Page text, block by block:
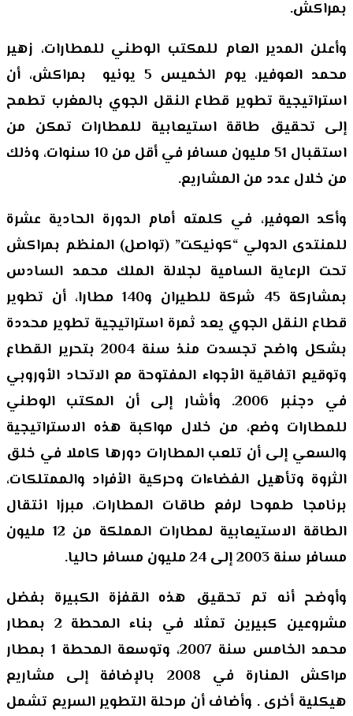
بمراكش.
وأعلن المدير العام للمكتب الوطني للمطارات، زهير
محمد العوفير، يوم الخميس 5 يونيو بمراكش، أن
استراتيجية تطوير قطاع النقل الجوي بالمغرب تطمح
إلى تحقيق طاقة استيعابية للمطارات تمكن من
استقبال 51 مليون مسافر في أقل من 10 سنوات، وذلك
من خلال عدد من المشاريع.
وأكد العوفير، في كلمته أمام الدورة الحادية عشرة
للمنتدى الدولي “كونيكت” (تواصل) المنظم بمراكش
تحت الرعاية السامية لجلالة الملك محمد السادس
بمشاركة 45 شركة للطيران و140 مطارا، أن تطوير
قطاع النقل الجوي يعد ثمرة استراتيجية تطوير محددة
بشكل واضح تجسدت منذ سنة 2004 بتحرير القطاع
وتوقيع اتفاقية الأجواء المفتوحة مع الاتحاد الأوروبي
في دجنبر 2006. وأشار إلى أن المكتب الوطني
للمطارات وضع، من خلال مواكبة هذه الاستراتيجية
والسعي إلى أن تلعب المطارات دورها كاملا في خلق
الثروة وتأهيل الفضاءات وحركية الأفراد والممتلكات،
برنامجا طموحا لرفع طاقات المطارات، مبرزا انتقال
الطاقة الاستيعابية لمطارات المملكة من 12 مليون
مسافر سنة 2003 إلى 24 مليون مسافر حاليا.
وأوضح أنه تم تحقيق هذه القفزة الكبيرة بفضل
مشروعين كبيرين تمثلا في بناء المحطة 2 بمطار
محمد الخامس سنة 2007، وتوسعة المحطة 1 بمطار
مراكش المنارة في 2008 بالإضافة إلى مشاريع
هيكلية أخرى . وأضاف أن مرحلة التطوير السريع تشمل